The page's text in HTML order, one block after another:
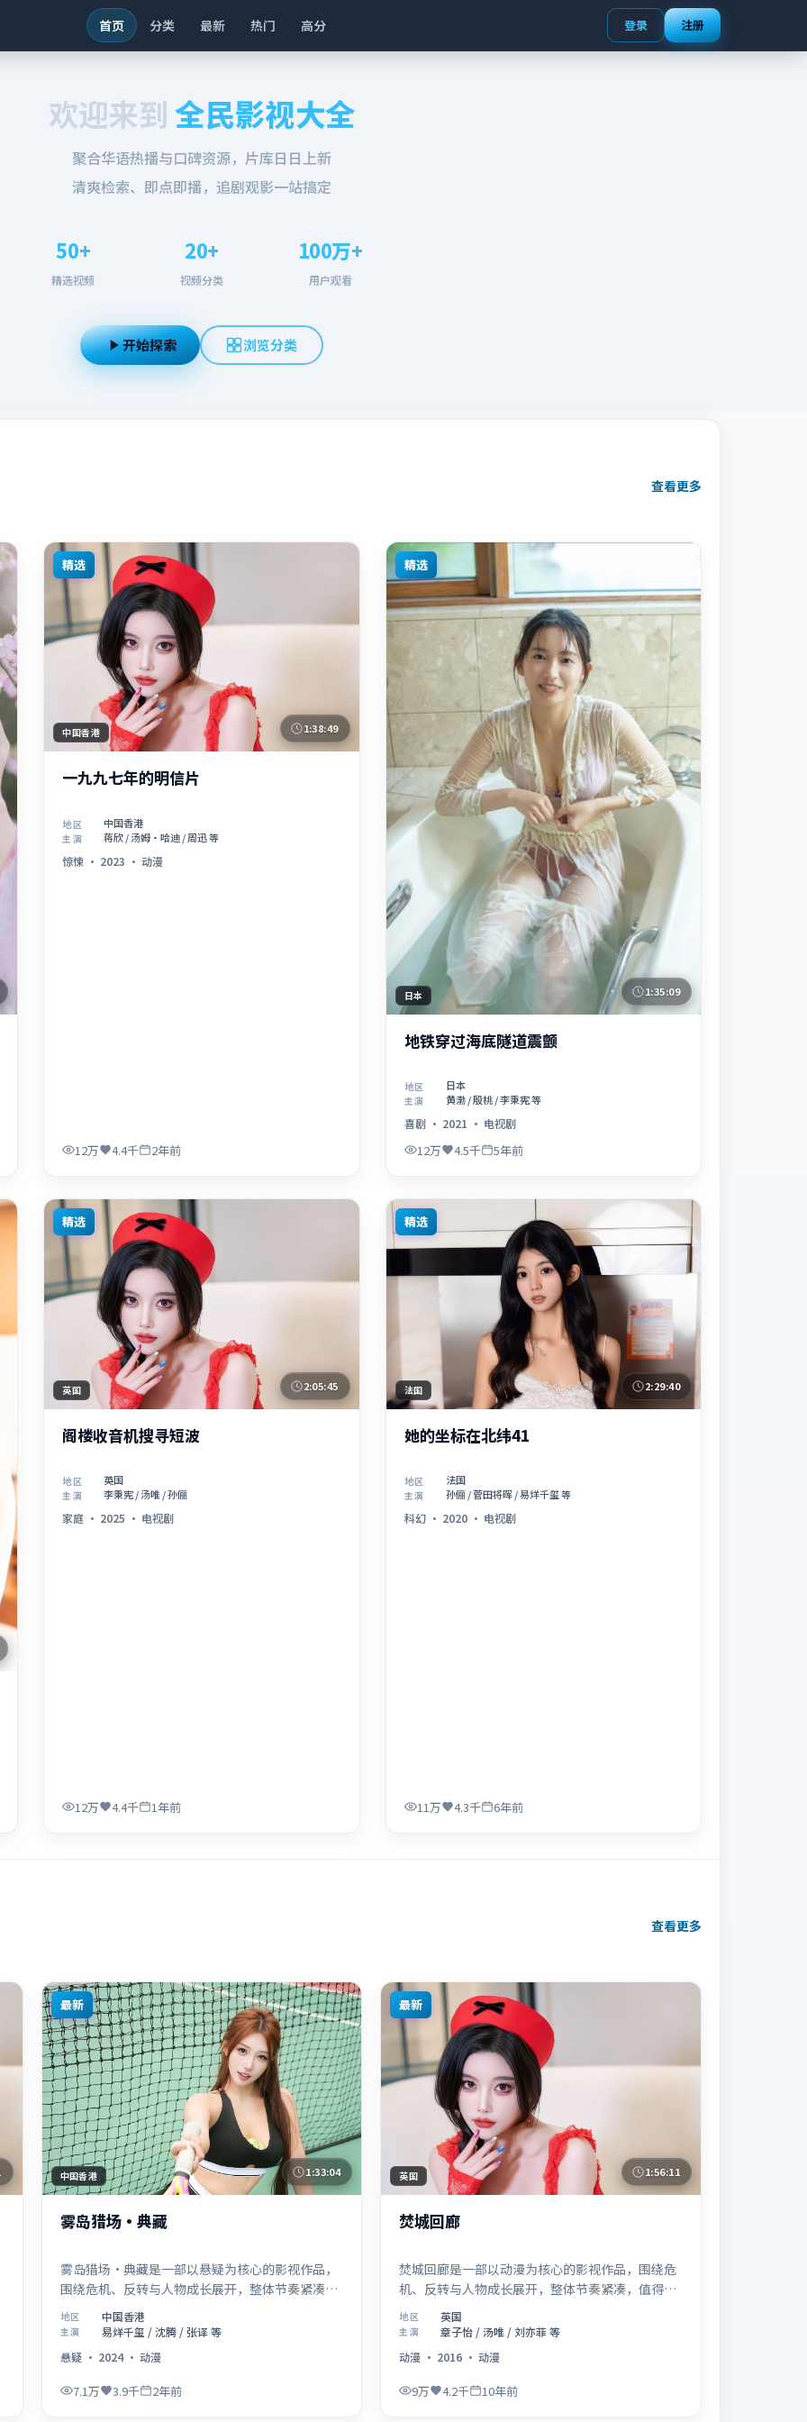
首页 分类 最新 热门 高分 登录 注册
欢迎来到全民影视大全
聚合华语热播与口碑资源，片库日日上新
清爽检索、即点即播，追剧观影一站搞定
50+
精选视频
20+
视频分类
100万+
用户观看
开始探索 浏览分类
查看更多
精选
中国香港 1:38:49
一九九七年的明信片
地区 中国香港
主演 蒋欣 / 汤姆·哈迪 / 周迅 等
惊悚 · 2023 ·动漫
12万 4.4千 2年前
精选
日本 1:35:09
地铁穿过海底隧道震颤
地区 日本
主演 黄渤 / 殷桃 / 李秉宪 等
喜剧· 2021 · 电视剧
12万 4.5千 5年前
精选
英国 2:05:45
阁楼收音机搜寻短波
地区 英国
主演 李秉宪 / 汤唯 / 孙俪
家庭 · 2025 · 电视剧
12万 4.4千 1年前
精选
法国 2:29:40
她的坐标在北纬41
地区 法国
主演 孙俪 / 菅田将晖 / 易烊千玺 等
科幻· 2020· 电视剧
11万 4.3千 6年前
查看更多
最新
中国香港 1:33:04
雾岛猎场·典藏
雾岛猎场·典藏是一部以悬疑为核心的影视作品，
围绕危机、反转与人物成长展开，整体节奏紧凑，
值得推荐观看。
地区 中国香港
主演
易烊千玺 / 沈腾 / 张译 等
悬疑· 2024· 动漫
7.1万 3.9千 2年前
最新
英国 1:56:11
焚城回廊
焚城回廊是一部以动漫为核心的影视作品，围绕危
机、反转与人物成长展开，整体节奏紧凑，值得推
荐观看。
地区 英国
主演
章子怡 / 汤唯 / 刘亦菲 等
动漫 · 2016 ·动漫
9万 4.2千 10年前